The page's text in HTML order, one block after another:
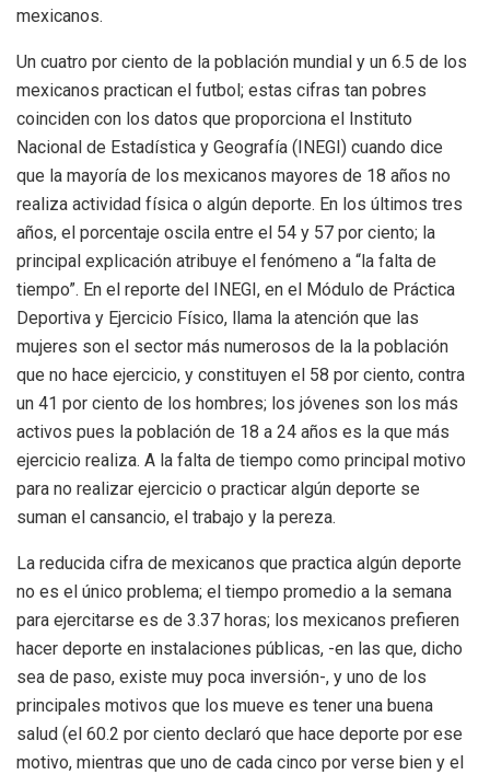
mexicanos.
Un cuatro por ciento de la población mundial y un 6.5 de los
mexicanos practican el futbol; estas cifras tan pobres
coinciden con los datos que proporciona el Instituto
Nacional de Estadística y Geografía (INEGI) cuando dice
que la mayoría de los mexicanos mayores de 18 años no
realiza actividad física o algún deporte. En los últimos tres
años, el porcentaje oscila entre el 54 y 57 por ciento; la
principal explicación atribuye el fenómeno a “la falta de
tiempo”. En el reporte del INEGI, en el Módulo de Práctica
Deportiva y Ejercicio Físico, llama la atención que las
mujeres son el sector más numerosos de la la población
que no hace ejercicio, y constituyen el 58 por ciento, contra
un 41 por ciento de los hombres; los jóvenes son los más
activos pues la población de 18 a 24 años es la que más
ejercicio realiza. A la falta de tiempo como principal motivo
para no realizar ejercicio o practicar algún deporte se
suman el cansancio, el trabajo y la pereza.
La reducida cifra de mexicanos que practica algún deporte
no es el único problema; el tiempo promedio a la semana
para ejercitarse es de 3.37 horas; los mexicanos prefieren
hacer deporte en instalaciones públicas, -en las que, dicho
sea de paso, existe muy poca inversión-, y uno de los
principales motivos que los mueve es tener una buena
salud (el 60.2 por ciento declaró que hace deporte por ese
motivo, mientras que uno de cada cinco por verse bien y el